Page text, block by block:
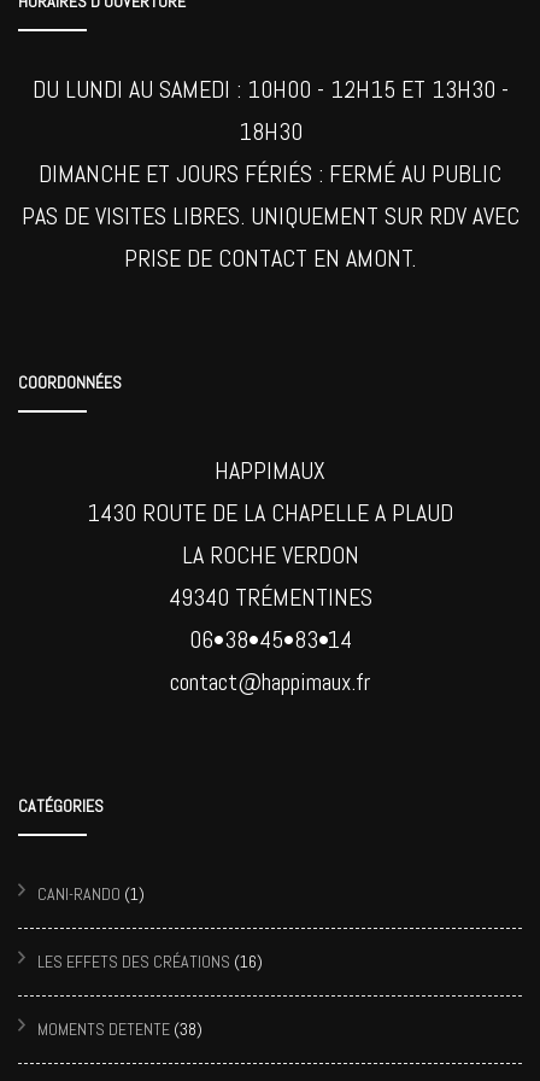
DU LUNDI AU SAMEDI : 10H00 - 12H15 ET 13H30 -
18H30
DIMANCHE ET JOURS FÉRIÉS : FERMÉ AU PUBLIC
PAS DE VISITES LIBRES. UNIQUEMENT SUR RDV AVEC
PRISE DE CONTACT EN AMONT.
COORDONNÉES
HAPPIMAUX
1430 ROUTE DE LA CHAPELLE A PLAUD
LA ROCHE VERDON
49340 TRÉMENTINES
06•38•45•83•14
contact@happimaux.fr
CATÉGORIES
CANI-RANDO (1)
LES EFFETS DES CRÉATIONS (16)
MOMENTS DETENTE (38)